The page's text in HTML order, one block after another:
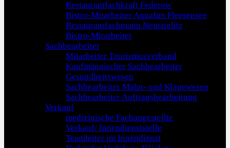
Restaurantfachkraft Federow
Bistro-Mitarbeiter Aquafun Fleesensee
Restaurantfachmann Neustrelitz
Bistro-Mitarbeiter
Sachbearbeiter
Mitarbeiter Tourismusverband
Kaufmännischer Sachbearbeiter
Gesundheitswesen
Sachbearbeiter Mahn- und Klagewesen
Sachbearbeiter Auftragsbearbeitung
Verkauf
medizinische Fachangestellte
Verkauf/ Innendienststelle
Teamleiter im Innendienst